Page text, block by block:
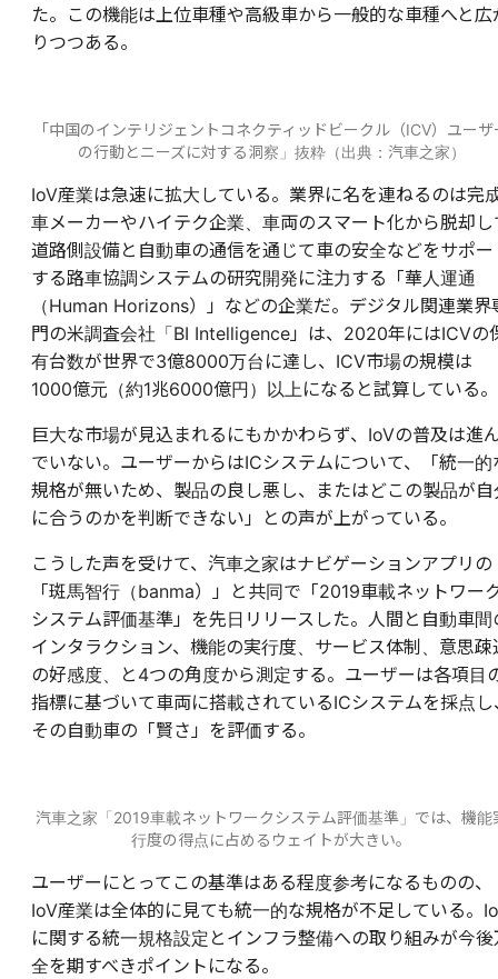
た。この機能は上位車種や高級車から一般的な車種へと広
りつつある。
「中国のインテリジェントコネクティッドビークル（ICV）ユーザ
の行動とニーズに対する洞察」抜粋（出典：汽車之家）
IoV産業は急速に拡大している。業界に名を連ねるのは完
車メーカーやハイテク企業、車両のスマート化から脱却し
道路側設備と自動車の通信を通じて車の安全などをサポー
する路車協調システムの研究開発に注力する「華人運通
（Human Horizons）」などの企業だ。デジタル関連業界
門の米調査会社「BI Intelligence」は、2020年にはICVの
有台数が世界で3億8000万台に達し、ICV市場の規模は
1000億元（約1兆6000億円）以上になると試算している。
巨大な市場が見込まれるにもかかわらず、IoVの普及は進
でいない。ユーザーからはICシステムについて、「統一的
規格が無いため、製品の良し悪し、またはどこの製品が自
に合うのかを判断できない」との声が上がっている。
こうした声を受けて、汽車之家はナビゲーションアプリの
「斑馬智行（banma）」と共同で「2019車載ネットワー
システム評価基準」を先日リリースした。人間と自動車間
インタラクション、機能の実行度、サービス体制、意思疎
の好感度、と4つの角度から測定する。ユーザーは各項目
指標に基づいて車両に搭載されているICシステムを採点し
その自動車の「賢さ」を評価する。
汽車之家「2019車載ネットワークシステム評価基準」では、機能
行度の得点に占めるウェイトが大きい。
ユーザーにとってこの基準はある程度参考になるものの、
IoV産業は全体的に見ても統一的な規格が不足している。
に関する統一規格設定とインフラ整備への取り組みが今後
全を期すべきポイントになる。